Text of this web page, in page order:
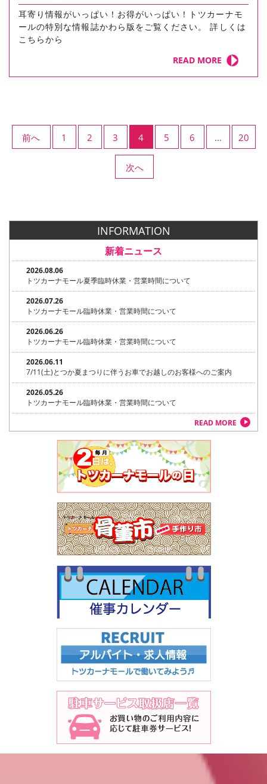
耳寄り情報がいっぱい！お得がいっぱい！トツカーナモ
ールの特別な情報誌かわら版をご覧ください。 詳しくは
こちらから
READ MORE
前へ 1 2 3 4 5 6 ... 20
次へ
INFORMATION
新着ニュース
2026.08.06
トツカーナモール夏季臨時休業・営業時間について
2026.07.26
トツカーナモール臨時休業・営業時間について
2026.06.26
トツカーナモール臨時休業・営業時間について
2026.06.11
7/11(土)とつか夏まつりに伴うお車でお越しのお客様へのご案内
2026.05.26
トツカーナモール臨時休業・営業時間について
READ MORE